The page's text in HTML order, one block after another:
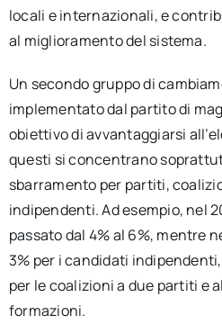
locali e internazionali, e
al miglioramento del sistema.
Un secondo gruppo di
implementato dal partito di
obiettivo di avvantaggiarsi
questi si concentrano
sbarramento per partiti,
indipendenti. Ad esempio, nel
passato dal 4% al 6%, mentre
3% per i candidati
per le coalizioni a due partiti e
formazioni.